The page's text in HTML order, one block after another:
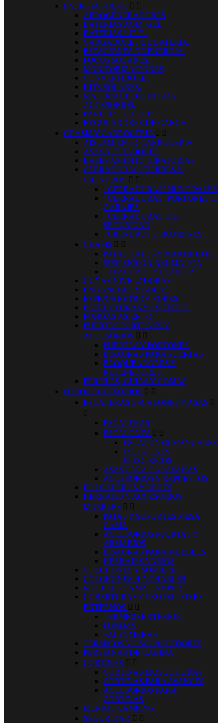
ENERGIA SOLAR  
AEROGENERADORES
BATERIAS AGM, GEL
BATERIAS LITIO.
CARGADORES DE BATERIA.
ESTACIONES DE ENERGIA.
FOCOS SOLARES.
MONITORIZACIONES
CONVERTIDORES
KITS SOLARES.
MATERIAL ELECTRICO Y
ACCESORIOS.
PANELES SOLARES.
REGULADORES DE CARGA.
CHASIS Y CARROCERIA  
AISLAMIENTO CARROCERIA
ASAS Y TIRADORES
BASES ASIENTO GIRATORIAS
CERRADURAS, CIERRES Y
CILINDROS  
+CERRADURAS/ PRINCIPALES
+CERRADURAS- PORTONES O
GARAJES
+CERRADURAS, DE
SEGURIDAD
+CILINDROS O BOMBINES
CHASIS  
PATAS GATOS Y MARTINETES
SUSPENSION NEUMATICA
TAPACUBOS Y LLANTAS
CUÑAS NIVELADORAS
ENGANCHES Y BOLAS
ESPEJOS RETROVISORES
ESTRUCTURAS Y ASIENTOS
FUNDAS ASIENTO
PUERTAS PORTONES Y
ACCESORIOS  
PUERTAS Y PORTONES
BISAGRAS PARA PUERTAS
BLOQUEADORES Y
RETENEDORES
PERFILES, GUIAS Y GOMAS
OTROS ACCESORIOS  
ESCALERAS ESCALONES Y ASAS 

ESCALERAS
ESCALONES  
ESCALONES MANUALES
ESCALONES
ELECTRICOS
ASAS PARA CARAVANAS
ACCESORIOS Y REPUESTOS
BOLSILLEROS Y REDES
HERRAJES Y ACCESORIOS
MUEBLES  
PATAS Y SOPORTES MESA
CAMA
ACCESORIOS PUERTAS Y
ARMARIOS
BISAGRAS PARA MUEBLES
HERRAJES VARIOS
COLCHONES Y SOMIERES
COLCHONES HINCHABLES
MUEBLES CAMA CAMPER
COBERTURAS Y PROTECTORES
EXTERNOS  
TERMICO EXTERIOR
FUNDAS
+ALFOMBRAS
TERMICOS Y OSCURECEDORES
PERSIANAS DE CABINA
CORTINAS  
CORTINAS MOSQUITERAS
CORTINAS PARA AVANCES
ACCESORIOS PARA
CORTINAS
MENAJE CAMPING
SEGURIDAD  